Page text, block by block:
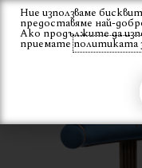
Skip
content
Вход
Ние използваме
предоставяме най-
Ако продължите да
приематеполитиката